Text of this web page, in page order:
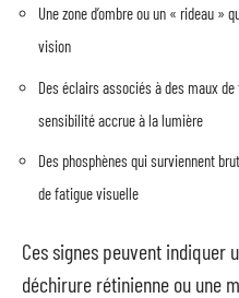
Une zone d’ombre ou un « rideau »
vision
Des éclairs associés à des maux
sensibilité accrue à la lumière
Des phosphènes qui surviennent
de fatigue visuelle
Ces signes peuvent indiquer
déchirure rétinienne ou une